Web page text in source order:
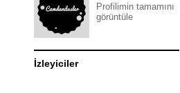
Profilimin tamamını
görüntüle
İzleyiciler